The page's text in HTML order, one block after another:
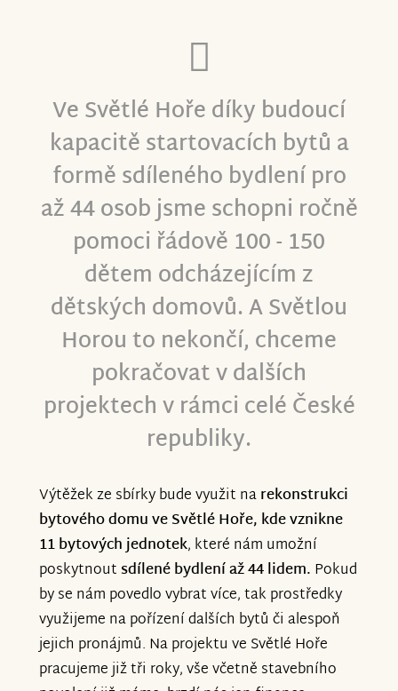
Ve Světlé Hoře díky budoucí
kapacitě startovacích bytů a
formě sdíleného bydlení pro
až 44 osob jsme schopni ročně
pomoci řádově 100 - 150
dětem odcházejícím z
dětských domovů. A Světlou
Horou to nekončí, chceme
pokračovat v dalších
projektech v rámci celé České
republiky.
Výtěžek ze sbírky bude využit narekonstrukci
bytového domu ve Světlé Hoře, kde vznikne
11 bytových jednotek, které nám umožní
poskytnoutsdílené bydlení až 44 lidem. Pokud
by se nám povedlo vybrat více, tak prostředky
využijeme na pořízení dalších bytů či alespoň
jejich pronájmů. Na projektu ve Světlé Hoře
pracujeme již tři roky, vše včetně stavebního